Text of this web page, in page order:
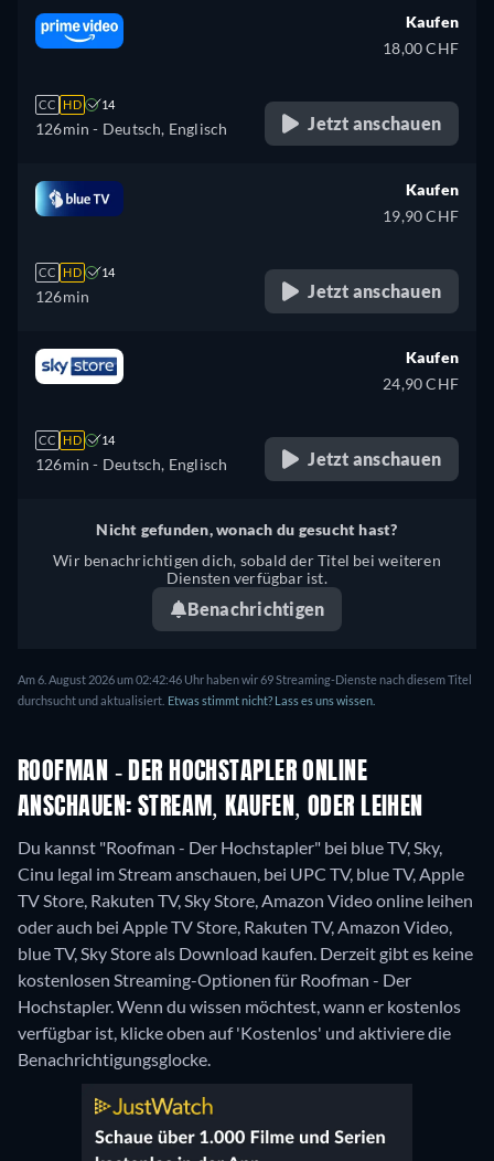
CC HD 14
126min - Deutsch, Englisch
Kaufen
18,00 CHF
Jetzt anschauen
CC HD 14
126min
Kaufen
19,90 CHF
Jetzt anschauen
CC HD 14
126min - Deutsch, Englisch
Kaufen
24,90 CHF
Jetzt anschauen
Nicht gefunden, wonach du gesucht hast?
Wir benachrichtigen dich, sobald der Titel bei weiteren
Diensten verfügbar ist.
Benachrichtigen
Am 6. August 2026 um 02:42:46 Uhr haben wir 69 Streaming-Dienste nach diesem Titel
durchsucht und aktualisiert. Etwas stimmt nicht? Lass es uns wissen.
ROOFMAN - DER HOCHSTAPLER ONLINE
ANSCHAUEN: STREAM, KAUFEN, ODER LEIHEN
Du kannst "Roofman - Der Hochstapler" bei blue TV, Sky,
Cinu legal im Stream anschauen, bei UPC TV, blue TV, Apple
TV Store, Rakuten TV, Sky Store, Amazon Video online leihen
oder auch bei Apple TV Store, Rakuten TV, Amazon Video,
blue TV, Sky Store als Download kaufen. Derzeit gibt es keine
kostenlosen Streaming-Optionen für Roofman - Der
Hochstapler. Wenn du wissen möchtest, wann er kostenlos
verfügbar ist, klicke oben auf 'Kostenlos' und aktiviere die
Benachrichtigungsglocke.